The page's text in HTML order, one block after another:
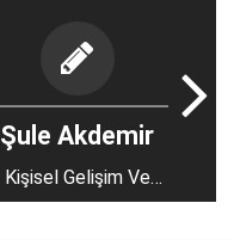
Şule Akdemir
Kişisel Gelişim Ve
Kur'an